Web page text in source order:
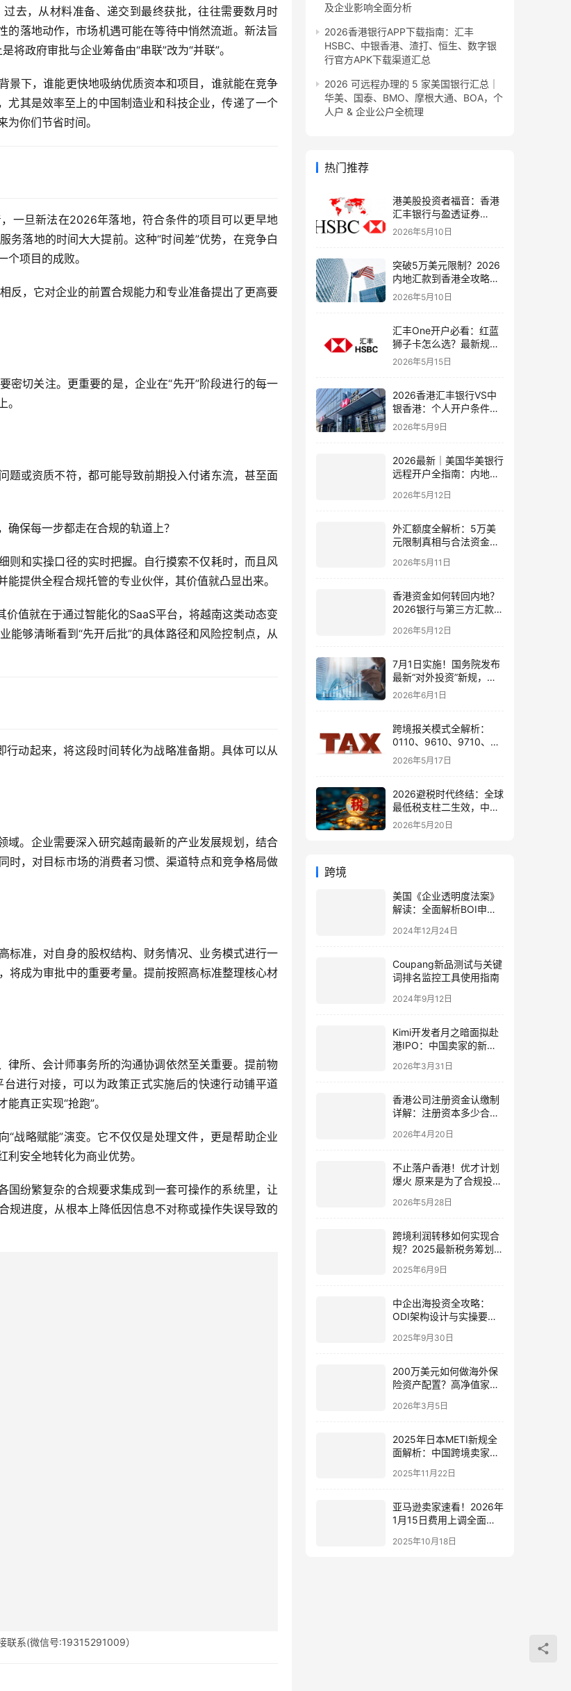
去，从材料准备、递交到最终获批，往往需要数月时
的落地动作，市场机遇可能在等待中悄然流逝。新法旨
将政府审批与企业筹备由“串联”改为“并联”。
景下，谁能更快地吸纳优质资本和项目，谁就能在竞争
尤其是效率至上的中国制造业和科技企业，传递了一个
你们节省时间。
一旦新法在2026年落地，符合条件的项目可以更早地
落地的时间大大提前。这种“时间差”优势，在竞争白
项目的成败。
反，它对企业的前置合规能力和专业准备提出了更高要
密切关注。更重要的是，企业在“先开”阶段进行的每一
题或资质不符，都可能导致前期投入付诸东流，甚至面
确保每一步都走在合规的轨道上？
则和实操口径的实时把握。自行摸索不仅耗时，而且风
提供全程合规托管的专业伙伴，其价值就凸显出来。
价值就在于通过智能化的SaaS平台，将越南这类动态变
够清晰看到“先开后批”的具体路径和风险控制点，从
行动起来，将这段时间转化为战略准备期。具体可以从
域。企业需要深入研究越南最新的产业发展规划，结合
时，对目标市场的消费者习惯、渠道特点和竞争格局做
标准，对自身的股权结构、财务情况、业务模式进行一
将成为审批中的重要考量。提前按照高标准整理核心材
律所、会计师事务所的沟通协调依然至关重要。提前物
进行对接，可以为政策正式实施后的快速行动铺平道
真正实现“抢跑”。
“战略赋能”演变。它不仅仅是处理文件，更是帮助企业
安全地转化为商业优势。
国纷繁复杂的合规要求集成到一套可操作的系统里，让
规进度，从根本上降低因信息不对称或操作失误导致的
联系(微信号:19315291009）
及企业影响全面分析
2026香港银行APP下载指南：汇丰
HSBC、中银香港、渣打、恒生、数字银
行官方APK下载渠道汇总
2026 可远程办理的 5 家美国银行汇总｜
华美、国泰、BMO、摩根大通、BOA，个
人户 & 企业公户全梳理
热门推荐
港美股投资者福音：香港
汇丰银行与盈透证券
（IBKR）绑定入金全流
2026年5月10日
突破5万美元限制？2026
内地汇款到香港全攻略：
4种合法路径、手续费对
比与避坑指南
2026年5月10日
汇丰One开户必看：红蓝
狮子卡怎么选？最新规则
+补办攻略+5个避坑指南
2026年5月15日
2026香港汇丰银行VS中
银香港：个人开户条件、
费用、下户速度全方位对
比指南
2026年5月9日
2026最新｜美国华美银行
远程开户全指南：内地居
境账户实操解析
2026年5月12日
外汇额度全解析：5万美
元限制真相与合法资金出
2026年5月11日
香港资金如何转回内地？
2026银行与第三方汇款全
2026年5月12日
7月1日实施！国务院发布
最新“对外投资”新规，炒
股、出海、海外资产配置
2026年6月1日
跨境报关模式全解析：
0110、9610、9710、
9810、1039、1210 的区
别与最佳应用场景
2026年5月17日
2026避税时代终结：全球
最低税支柱二生效，中国
企业家海外公司合规3大
2026年5月20日
跨境
美国《企业透明度法案》
解读：全面解析BOI申报
2024年12月24日
Coupang新品测试与关键
词排名监控工具使用指南
2024年9月12日
Kimi开发者月之暗面拟赴
港IPO：中国卖家的新机
2026年3月31日
香港公司注册资金认缴制
详解：注册资本多少合
2026年4月20日
不止落户香港！优才计划
爆火 原来是为了合规投资
2026年5月28日
跨境利润转移如何实现合
规？2025最新税务筹划指
2025年6月9日
中企出海投资全攻略：
ODI架构设计与实操要领
2025年9月30日
200万美元如何做海外保
险资产配置？高净值家庭
实操版）
2026年3月5日
2025年日本METI新规全
面解析：中国跨境卖家合
2025年11月22日
亚马逊卖家速看！2026年
1月15日费用上调全面解
何应对？
2025年10月18日